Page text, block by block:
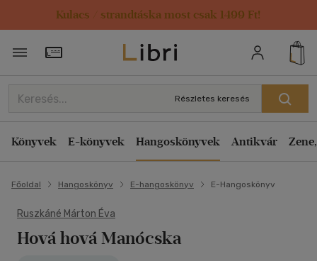
Kulacs / strandtáska most csak 1499 Ft!
Törzsvásárlói Kártya adatai
Részletes keresés
Könyvek E-könyvek Hangoskönyvek Antikvár
Főoldal Hangoskönyv E-hangoskönyv E-Hangoskönyv
Ruszkáné Márton Éva
Hová hová Manócska